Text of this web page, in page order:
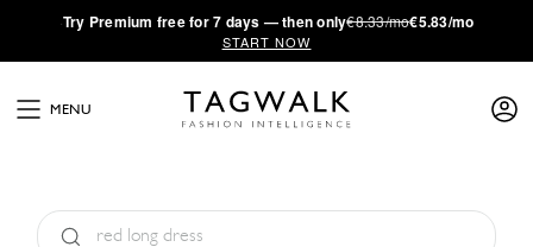
·Try Premium free for 7 days — then only€8.33/mo€5.83/mo
START NOW
MENU